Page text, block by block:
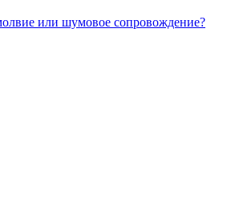
или шумовое сопровождение?